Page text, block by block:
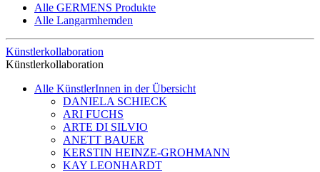
Alle GERMENS Produkte
Alle Langarmhemden
Künstlerkollaboration
Künstlerkollaboration
Alle KünstlerInnen in der Übersicht
DANIELA SCHIECK
ARI FUCHS
ARTE DI SILVIO
ANETT BAUER
KERSTIN HEINZE-GROHMANN
KAY LEONHARDT